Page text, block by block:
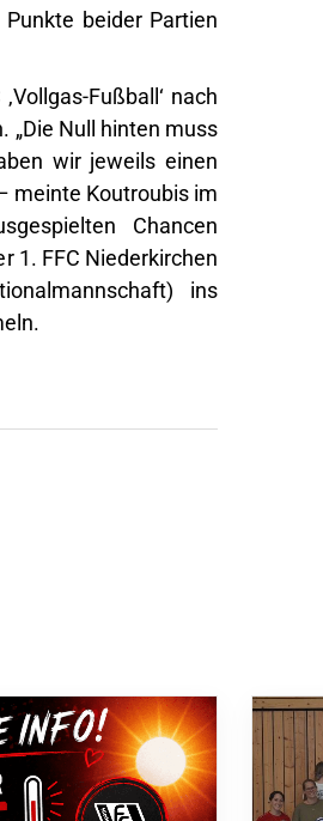
beider Partien
Fußball‘ nach
„Die Null hinten muss
wir jeweils einen
meinte Koutroubis im
Chancen
1. FFC Niederkirchen
ins